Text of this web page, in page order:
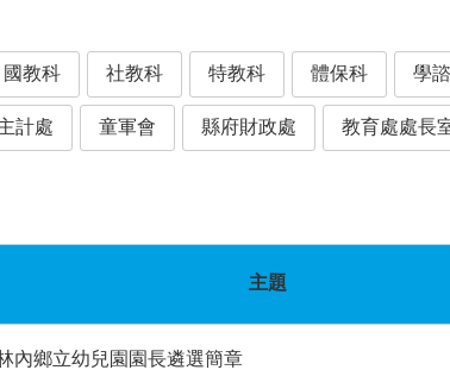
國教科 社教科 特教科 體保科 學
計處 童軍會 縣府財政處 教育處處長
主題
內鄉立幼兒園園長遴選簡章